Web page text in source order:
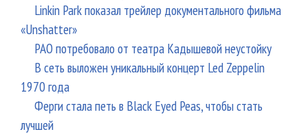
Linkin Park показал трейлер документального фильма
«Unshatter»
РАО потребовало от театра Кадышевой неустойку
В сеть выложен уникальный концерт Led Zeppelin
1970 года
Ферги стала петь в Black Eyed Peas, чтобы стать
лучшей